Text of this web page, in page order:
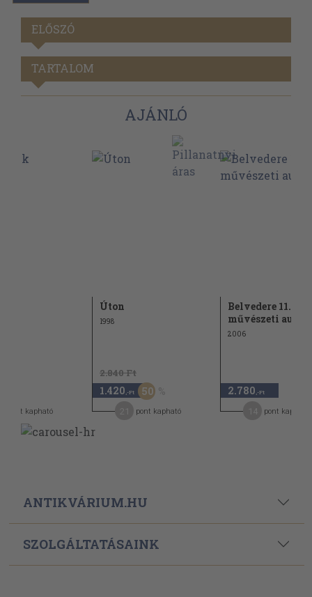
ELŐSZÓ
TARTALOM
AJÁNLÓ
pont kapható
Úton
1998
2.840 Ft
1.420 ,-Ft 50
pont kapható
Belvedere 11.
művészeti
2006
2.780 ,-Ft
pont kapható
ANTIKVÁRIUM.HU
SZOLGÁLTATÁSAINK